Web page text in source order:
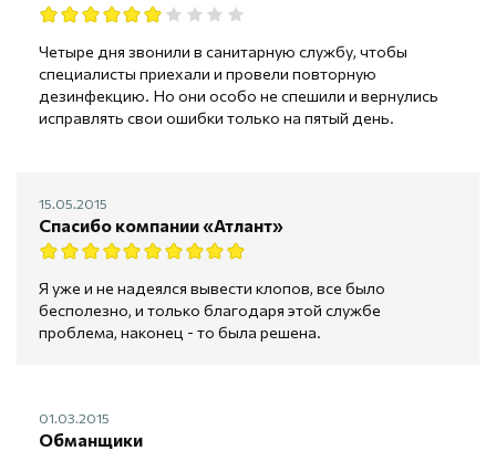
Четыре дня звонили в санитарную службу, чтобы
специалисты приехали и провели повторную
дезинфекцию. Но они особо не спешили и вернулись
исправлять свои ошибки только на пятый день.
15.05.2015
Спасибо компании «Атлант»
Я уже и не надеялся вывести клопов, все было
бесполезно, и только благодаря этой службе
проблема, наконец - то была решена.
01.03.2015
Обманщики